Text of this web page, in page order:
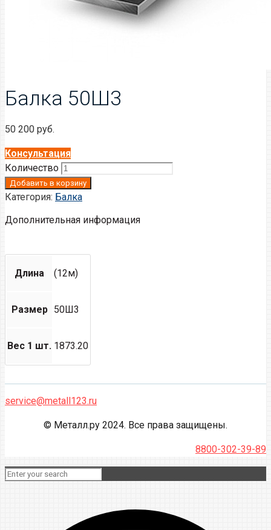
Балка 50Ш3
50 200 руб.
Консультация
Количество
Добавить в корзину
Категория: Балка
Дополнительная информация
Длина (12м)
Размер 50Ш3
Вес 1 шт. 1873.20
service@metall123.ru
© Металл.ру 2024. Все права защищены.
8800-302-39-89